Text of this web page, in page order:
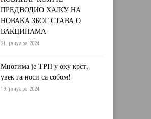
ПРЕДВОДИО ХАЈКУ НА
НОВАКА ЗБОГ СТАВА О
ВАКЦИНАМА
21. јануара 2024.
Многима је ТРН у оку крст,
увек га носи са собом!
19. јануара 2024.